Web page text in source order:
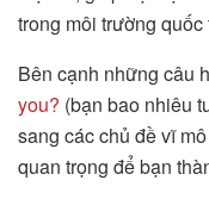
trong môi trường quốc
Bên cạnh những câu
you? (bạn bao nhiêu
sang các chủ đề vĩ
quan trọng để bạn